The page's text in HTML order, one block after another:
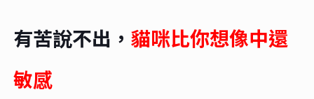
有苦說不出，貓咪比你想像中還
敏感